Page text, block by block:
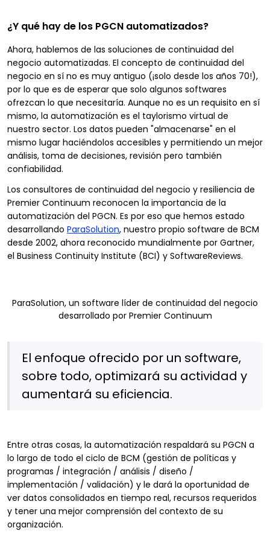
¿Y qué hay de los PGCN automatizados?
Ahora, hablemos de las soluciones de continuidad del
negocio automatizadas. El concepto de continuidad del
negocio en sí no es muy antiguo (¡solo desde los años 70!),
por lo que es de esperar que solo algunos softwares
ofrezcan lo que necesitaría. Aunque no es un requisito en sí
mismo, la automatización es el taylorismo virtual de
nuestro sector. Los datos pueden "almacenarse" en el
mismo lugar haciéndolos accesibles y permitiendo un mejor
análisis, toma de decisiones, revisión pero también
confiabilidad.
Los consultores de continuidad del negocio y resiliencia de
Premier Continuum reconocen la importancia de la
automatización del PGCN. Es por eso que hemos estado
desarrollando ParaSolution, nuestro propio software de BCM
desde 2002, ahora reconocido mundialmente por Gartner,
el Business Continuity Institute (BCI) y SoftwareReviews.
ParaSolution, un software líder de continuidad del negocio
desarrollado por Premier Continuum
El enfoque ofrecido por un software,
sobre todo, optimizará su actividad y
aumentará su eficiencia.
Entre otras cosas, la automatización respaldará su PGCN a
lo largo de todo el ciclo de BCM (gestión de políticas y
programas / integración / análisis / diseño /
implementación / validación) y le dará la oportunidad de
ver datos consolidados en tiempo real, recursos requeridos
y tener una mejor comprensión del contexto de su
organización.